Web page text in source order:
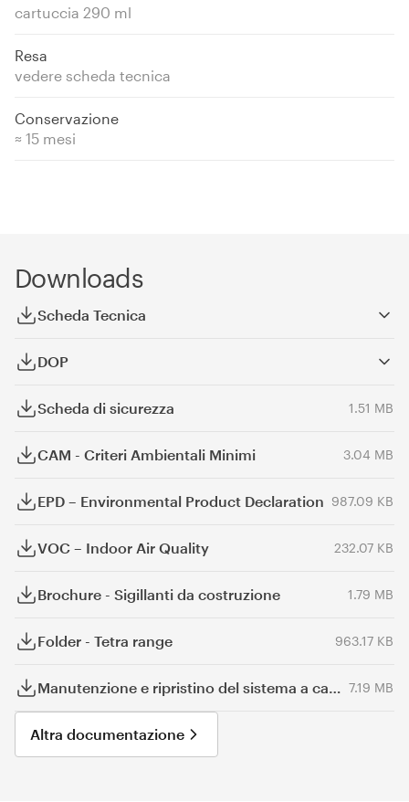
cartuccia 290 ml
Resa
vedere scheda tecnica
Conservazione
≈ 15 mesi
Downloads
Scheda Tecnica
DOP
Scheda di sicurezza 1.51 MB
CAM - Criteri Ambientali Minimi 3.04 MB
EPD – Environmental Product Declaration 987.09 KB
VOC – Indoor Air Quality 232.07 KB
Brochure - Sigillanti da costruzione 1.79 MB
Folder - Tetra range 963.17 KB
Manutenzione e ripristino del sistema a cappotto 7.19 MB
Altra documentazione